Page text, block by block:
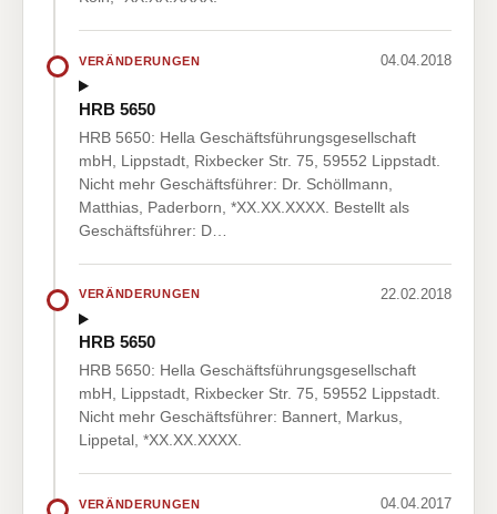
VERÄNDERUNGEN 04.04.2018
HRB 5650
HRB 5650: Hella Geschäftsführungsgesellschaft
mbH, Lippstadt, Rixbecker Str. 75, 59552 Lippstadt.
Nicht mehr Geschäftsführer: Dr. Schöllmann,
Matthias, Paderborn, *XX.XX.XXXX. Bestellt als
Geschäftsführer: D…
VERÄNDERUNGEN 22.02.2018
HRB 5650
HRB 5650: Hella Geschäftsführungsgesellschaft
mbH, Lippstadt, Rixbecker Str. 75, 59552 Lippstadt.
Nicht mehr Geschäftsführer: Bannert, Markus,
Lippetal, *XX.XX.XXXX.
VERÄNDERUNGEN 04.04.2017